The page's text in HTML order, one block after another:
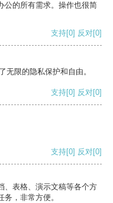
公的所有需求。操作也很简
支持[0] 反对[0]
无限的隐私保护和自由。
支持[0] 反对[0]
支持[0] 反对[0]
、表格、演示文稿等各个方
，非常方便。